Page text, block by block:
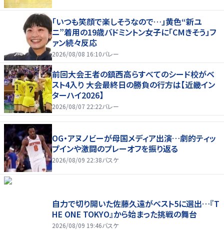
「いつも笑顔で楽しそうなので…」黄色“新ユ
ニ”着用の19歳バドミントン女子に「CMきそう」フ
ァン続々反応
2026/08/08 16:10バレー
前回大会王者の鎮西高らすべてのシード校がベ
スト4入り 大会最終日の勝負の行方は【近畿イン
ターハイ2026】
2026/08/07 22:22バレー
OG・アヌノビーが母国メディア出演…劇的ティッ
プインや激闘のプレーオフを振り返る
2026/08/09 22:38バスケ
自力で切り開いた佐藤久遠がベスト5に選出…『T
HE ONE TOKYO』から始まった挑戦の舞台
2026/08/09 19:46バスケ